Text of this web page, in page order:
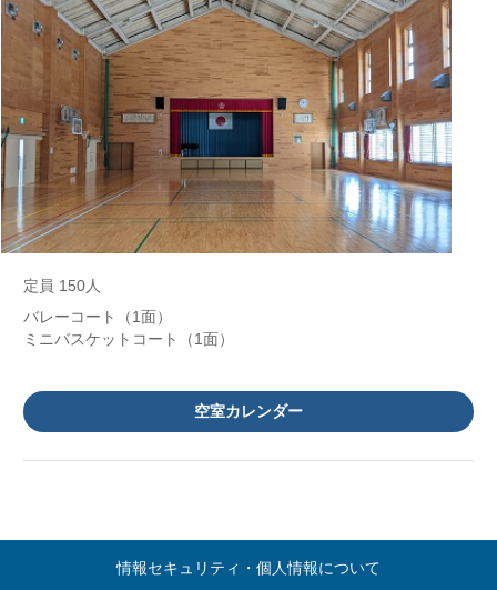
定員 150人
バレーコート（1面）
ミニバスケットコート（1面）
空室カレンダー
情報セキュリティ・個人情報について